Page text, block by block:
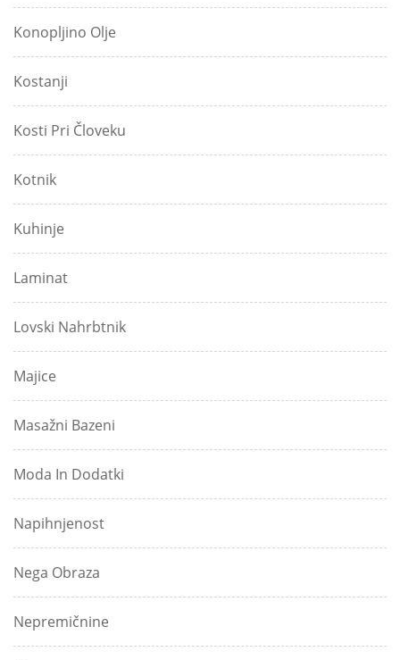
Konopljino Olje
Kostanji
Kosti Pri Človeku
Kotnik
Kuhinje
Laminat
Lovski Nahrbtnik
Majice
Masažni Bazeni
Moda In Dodatki
Napihnjenost
Nega Obraza
Nepremičnine